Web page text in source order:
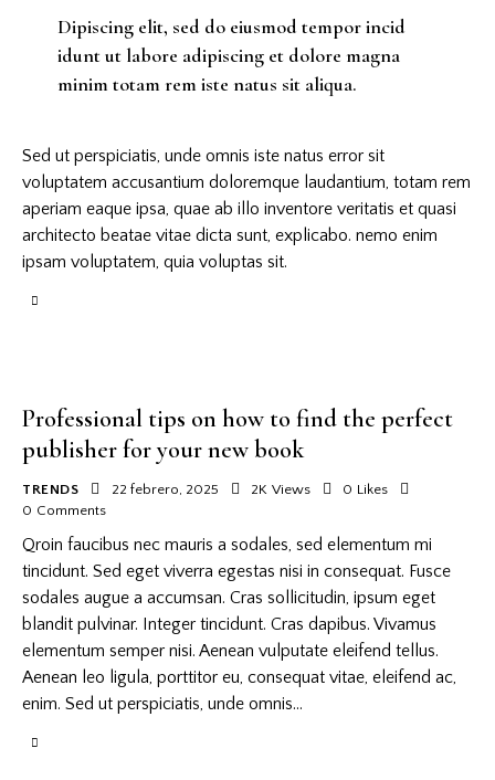
Dipiscing elit, sed do eiusmod tempor incid
idunt ut labore adipiscing et dolore magna
minim totam rem iste natus sit aliqua.
Sed ut perspiciatis, unde omnis iste natus error sit
voluptatem accusantium doloremque laudantium, totam rem
aperiam eaque ipsa, quae ab illo inventore veritatis et quasi
architecto beatae vitae dicta sunt, explicabo. nemo enim
ipsam voluptatem, quia voluptas sit.
Professional tips on how to find the perfect
publisher for your new book
TRENDS 22 febrero, 2025 2K Views 0 Likes
0 Comments
Qroin faucibus nec mauris a sodales, sed elementum mi
tincidunt. Sed eget viverra egestas nisi in consequat. Fusce
sodales augue a accumsan. Cras sollicitudin, ipsum eget
blandit pulvinar. Integer tincidunt. Cras dapibus. Vivamus
elementum semper nisi. Aenean vulputate eleifend tellus.
Aenean leo ligula, porttitor eu, consequat vitae, eleifend ac,
enim. Sed ut perspiciatis, unde omnis…